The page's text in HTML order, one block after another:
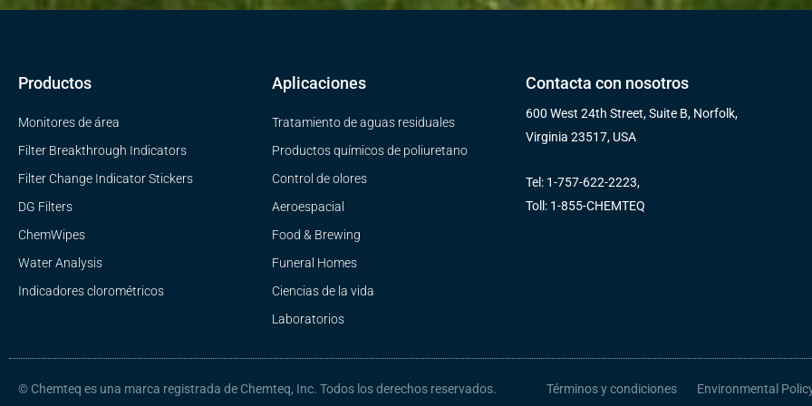
Productos
Monitores de área
Filter Breakthrough Indicators
Filter Change Indicator Stickers
DG Filters
ChemWipes
Water Analysis
Indicadores clorométricos
Aplicaciones
Tratamiento de aguas residuales
Productos químicos de poliuretano
Control de olores
Aeroespacial
Food & Brewing
Funeral Homes
Ciencias de la vida
Laboratorios
Contacta con nosotros
600 West 24th Street, Suite B, Norfolk,
Virginia 23517, USA
Tel: 1-757-622-2223,
Toll: 1-855-CHEMTEQ
© Chemteq es una marca registrada de Chemteq, Inc. Todos los derechos reservados. Términos y condiciones Environmental